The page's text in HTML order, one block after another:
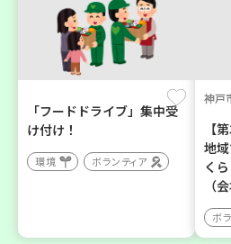
「フードドライブ」集中受
け付け！
環境 ボランティア
神戸
【
地
く
（
ボ